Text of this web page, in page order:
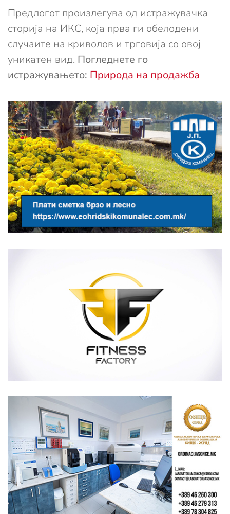
Предлогот произлегува од истражувачка
сторија на ИКС, која прва ги обелодени
случаите на криволов и трговија со овој
уникатен вид. Погледнете го
истражувањето: Природа на продажба